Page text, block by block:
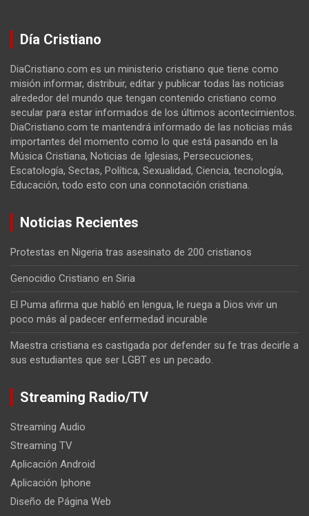
Día Cristiano
DiaCristiano.com es un ministerio cristiano que tiene como
misión informar, distribuir, editar y publicar todas las noticias
alrededor del mundo que tengan contenido cristiano como
secular para estar informados de los últimos acontecimientos.
DiaCristiano.com te mantendrá informado de las noticias más
importantes del momento como lo que está pasando en la
Música Cristiana, Noticias de Iglesias, Persecuciones,
Escatología, Sectas, Política, Sexualidad, Ciencia, tecnología,
Educación, todo esto con una connotación cristiana.
Noticias Recientes
Protestas en Nigeria tras asesinato de 200 cristianos
Genocidio Cristiano en Siria
El Puma afirma que habló en lengua, le ruega a Dios vivir un
poco más al padecer enfermedad incurable
Maestra cristiana es castigada por defender su fe tras decirle a
sus estudiantes que ser LGBT es un pecado.
Streaming Radio/TV
Streaming Audio
Streaming TV
Aplicación Android
Aplicación Iphone
Diseño de Página Web